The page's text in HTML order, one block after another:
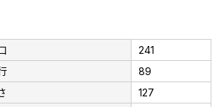
241
89
127